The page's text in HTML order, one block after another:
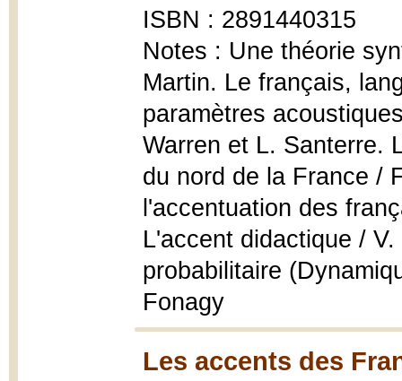
ISBN : 2891440315
Notes : Une théorie
Martin. Le français,
paramètres
Warren et L. Santerre.
du nord de la France /
l'accentuation des
L'accent didactique /
probabilitaire
Fonagy
Les accents des